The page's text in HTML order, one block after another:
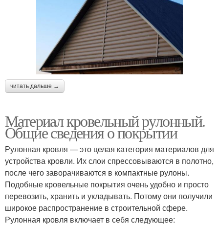
читать дальше →
Материал кровельный рулонный.
Общие сведения о покрытии
Рулонная кровля — это целая категория материалов для
устройства кровли. Их слои спрессовываются в полотно,
после чего заворачиваются в компактные рулоны.
Подобные кровельные покрытия очень удобно и просто
перевозить, хранить и укладывать. Потому они получили
широкое распространение в строительной сфере.
Рулонная кровля включает в себя следующее: